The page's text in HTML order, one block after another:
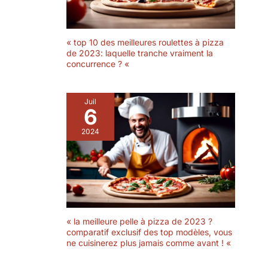
« top 10 des meilleures roulettes à pizza
de 2023: laquelle tranche vraiment la
concurrence ? «
Juil
6
2024
« la meilleure pelle à pizza de 2023 ?
comparatif exclusif des top modèles, vous
ne cuisinerez plus jamais comme avant ! «